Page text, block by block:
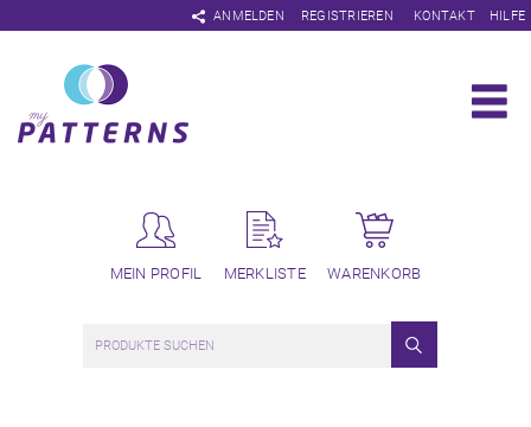
ANMELDEN
Navigation
überspringen
REGISTRIEREN KONTAKT HILFE
MEIN PROFIL MERKLISTE WARENKORB